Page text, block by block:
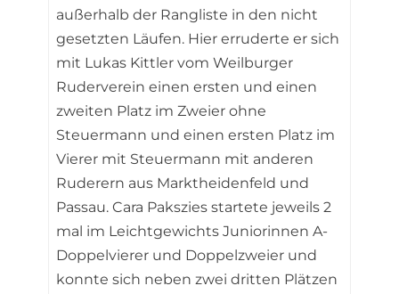
außerhalb der Rangliste in den nicht
gesetzten Läufen. Hier erruderte er sich
mit Lukas Kittler vom Weilburger
Ruderverein einen ersten und einen
zweiten Platz im Zweier ohne
Steuermann und einen ersten Platz im
Vierer mit Steuermann mit anderen
Ruderern aus Marktheidenfeld und
Passau. Cara Pakszies startete jeweils 2
mal im Leichtgewichts Juniorinnen A-
Doppelvierer und Doppelzweier und
konnte sich neben zwei dritten Plätzen